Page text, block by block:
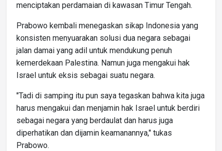
menciptakan perdamaian di kawasan Timur Tengah.
Prabowo kembali menegaskan sikap Indonesia yang
konsisten menyuarakan solusi dua negara sebagai
jalan damai yang adil untuk mendukung penuh
kemerdekaan Palestina. Namun juga mengakui hak
Israel untuk eksis sebagai suatu negara.
"Tadi di samping itu pun saya tegaskan bahwa kita juga
harus mengakui dan menjamin hak Israel untuk berdiri
sebagai negara yang berdaulat dan harus juga
diperhatikan dan dijamin keamanannya," tukas
Prabowo.